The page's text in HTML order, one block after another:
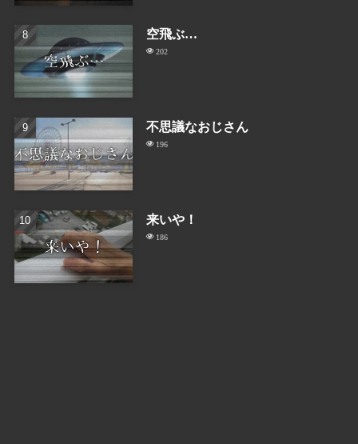
空飛ぶ…
202
不思議なおじさん
196
来いや！
186